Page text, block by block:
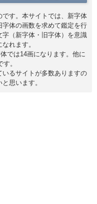
す。本サイトでは、新字体
体の画数を求めて鑑定を行
（新字体・旧字体）を意識
れます。
では14画になります。他に
。
るサイトが多数ありますの
思います。